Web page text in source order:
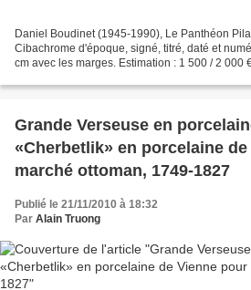
Daniel Boudinet (1945-1990), Le Panthéon
Cibachrome d'époque, signé, titré, daté et
cm avec les marges. Estimation : 1 500 / 2 000
Grande Verseuse en
«Cherbetlik» en porcelaine
marché ottoman, 1749-1827
Publié le 21/11/2010 à 18:32
Par Alain Truong